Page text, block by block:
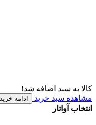
کالا به سبد اضافه شد!
مشاهده سبد خرید
ادامه خرید
انتخاب آواتار